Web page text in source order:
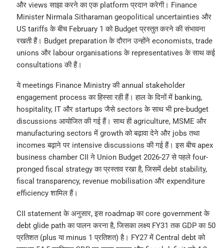
और views साझा करने का एक platform प्रदान करेगी। Finance
Minister Nirmala Sitharaman geopolitical uncertainties और
US tariffs के बीच February 1 को Budget प्रस्तुत करने की संभावना
रखती हैं। Budget preparation के दौरान उन्होंने economists, trade
unions और labour organisations के representatives के साथ कई
consultations की हैं।
ये meetings Finance Ministry की annual stakeholder
engagement process का हिस्सा रही हैं। हाल के दिनों में banking,
hospitality, IT और startups जैसे sectors के साथ भी pre-budget
discussions आयोजित की गई हैं। साथ ही agriculture, MSME और
manufacturing sectors में growth को बढ़ावा देने और jobs तथा
incomes बढ़ाने पर intensive discussions की गई हैं। इस बीच apex
business chamber CII ने Union Budget 2026-27 से पहले four-
pronged fiscal strategy का प्रस्ताव रखा है, जिसमें debt stability,
fiscal transparency, revenue mobilisation और expenditure
efficiency शामिल हैं।
CII statement के अनुसार, इस roadmap का core government के
debt glide path का पालन करना है, जिसका लक्ष्य FY31 तक GDP का 50
प्रतिशत (plus या minus 1 प्रतिशत) है। FY27 में Central debt को